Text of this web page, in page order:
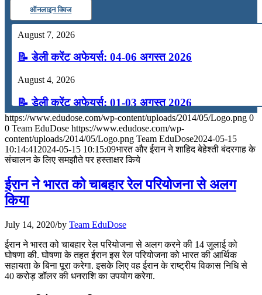
ऑनलाइन क्विज
August 7, 2026
📝 डेली करेंट अफेयर्स: 04-06 अगस्त 2026
August 4, 2026
📝 डेली करेंट अफेयर्स: 01-03 अगस्त 2026
July 31, 2026
📝 डेली करेंट अफेयर्स: 28-31 जुलाई 2026
📝 डेली करेंट अफेयर्स: 25-27 जुलाई 2026
📝 डेली करेंट अफेयर्स: 22-24 जुलाई 2026
July 22, 2026
📝 डेली करेंट अफेयर्स: 19-21 जुलाई 2026
https://www.edudose.com/wp-content/uploads/2014/05/Logo.png 0
0 Team EduDose https://www.edudose.com/wp-
content/uploads/2014/05/Logo.png Team EduDose2024-05-15
10:14:41 2024-05-15 10:15:09भारत और ईरान ने शाहिद बेहेश्ती बंदरगाह के
संचालन के लिए समझौते पर हस्ताक्षर किये
ईरान ने भारत को चाबहार रेल परियोजना से अलग
किया
July 14, 2020/by Team EduDose
ईरान ने भारत को चाबहार रेल परियोजना से अलग करने की 14 जुलाई को
घोषणा की. घोषणा के तहत ईरान इस रेल परियोजना को भारत की आर्थिक
सहायता के बिना पूरा करेगा. इसके लिए वह ईरान के राष्ट्रीय विकास निधि से
40 करोड़ डॉलर की धनराशि का उपयोग करेगा.